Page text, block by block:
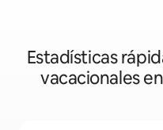
Estadísticas
vacacionales